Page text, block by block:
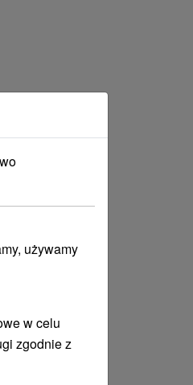
używamy
w celu
zgodnie z